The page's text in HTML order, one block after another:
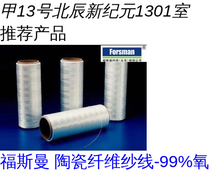
甲13号北辰新纪元1301室
推荐产品
福斯曼 陶瓷纤维纱线-99%氧